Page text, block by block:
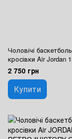
Чоловічі
кросівки Air Jordan
(gs) "bred 2017" Nike
2 750 грн
Купити